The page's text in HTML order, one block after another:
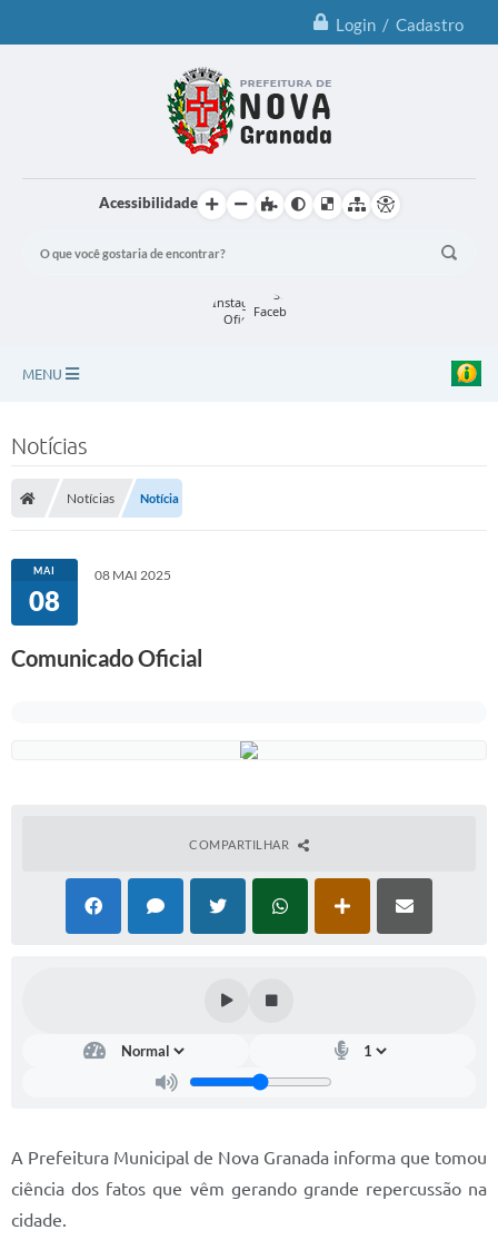
Login / Cadastro
Acessibilidade
MENU
Secretarias
CACS FUNDEB
Memorial de Nova Granada
Contato
Notícias
Notícias Notícia
MAI
08
08 MAI 2025
Comunicado Oficial
COMPARTILHAR
A Prefeitura Municipal de Nova Granada informa que tomou
ciência dos fatos que vêm gerando grande repercussão na
cidade.